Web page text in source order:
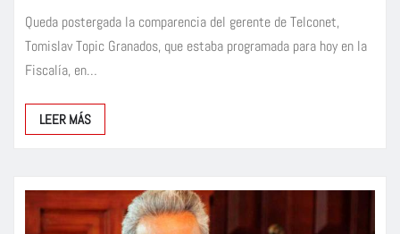
Queda postergada la comparencia del gerente de Telconet,
Tomislav Topic Granados, que estaba programada para hoy en la
Fiscalía, en…
LEER MÁS